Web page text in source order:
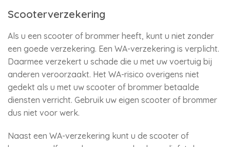
Scooterverzekering
Als u een scooter of brommer heeft, kunt u niet zonder
een goede verzekering. Een WA-verzekering is verplicht.
Daarmee verzekert u schade die u met uw voertuig bij
anderen veroorzaakt. Het WA-risico overigens niet
gedekt als u met uw scooter of brommer betaalde
diensten verricht. Gebruik uw eigen scooter of brommer
dus niet voor werk.
Naast een WA-verzekering kunt u de scooter of